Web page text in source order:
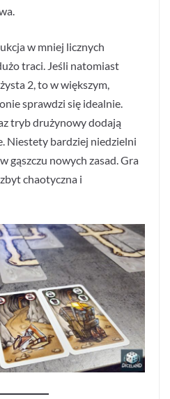
w mniej licznych
traci. Jeśli natomiast
2, to w większym,
sprawdzi się idealnie.
tryb drużynowy dodają
Niestety bardziej niedzielni
gąszczu nowych zasad. Gra
chaotyczna i